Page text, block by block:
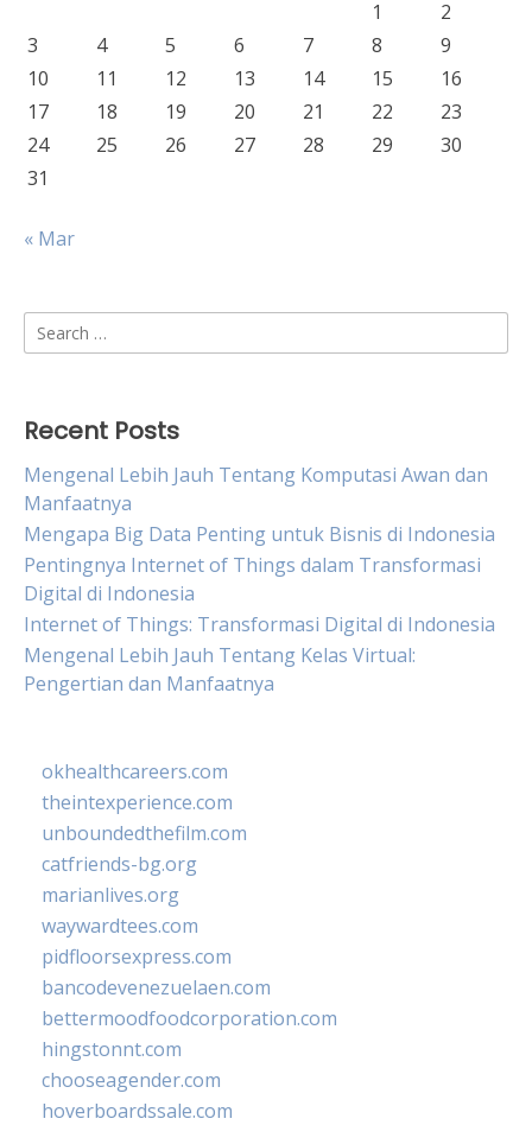
1
2
3
4 5 6 7 8
9
10
11 12 13 14 15
16
17
18 19 20 21 22
23
24
25 26 27 28 29
30
31
« Mar
Search
for:
Recent Posts
Mengenal Lebih Jauh Tentang Komputasi Awan dan
Manfaatnya
Mengapa Big Data Penting untuk Bisnis di Indonesia
Pentingnya Internet of Things dalam Transformasi
Digital di Indonesia
Internet of Things: Transformasi Digital di Indonesia
Mengenal Lebih Jauh Tentang Kelas Virtual:
Pengertian dan Manfaatnya
okhealthcareers.com
theintexperience.com
unboundedthefilm.com
catfriends-bg.org
marianlives.org
waywardtees.com
pidfloorsexpress.com
bancodevenezuelaen.com
bettermoodfoodcorporation.com
hingstonnt.com
chooseagender.com
hoverboardssale.com